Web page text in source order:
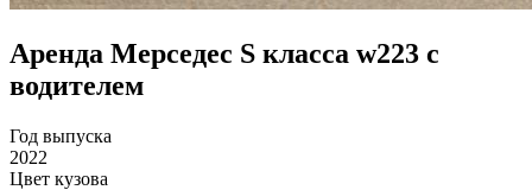
Аренда Мерседес S класса w223 с
водителем
Год выпуска
2022
Цвет кузова